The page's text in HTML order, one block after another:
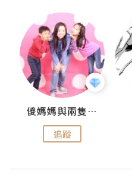
儍媽媽與兩隻小魔怪之家
追蹤